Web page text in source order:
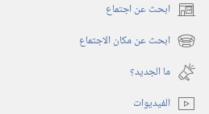
ابحث عن اجتماع (يفتح
نافذة ابحث عن مكان الاجتماع (يفتح
نافذة
جديدة)
ما الجديد؟‏
الفيديوات